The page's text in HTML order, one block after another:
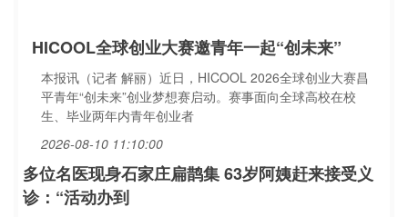
HICOOL全球创业大赛邀青年一起“创未来”
本报讯（记者 解丽）近日，HICOOL 2026全球创业大赛昌
平青年“创未来”创业梦想赛启动。赛事面向全球高校在校
生、毕业两年内青年创业者
2026-08-10 11:10:00
多位名医现身石家庄扁鹊集 63岁阿姨赶来接受义
诊：“活动办到